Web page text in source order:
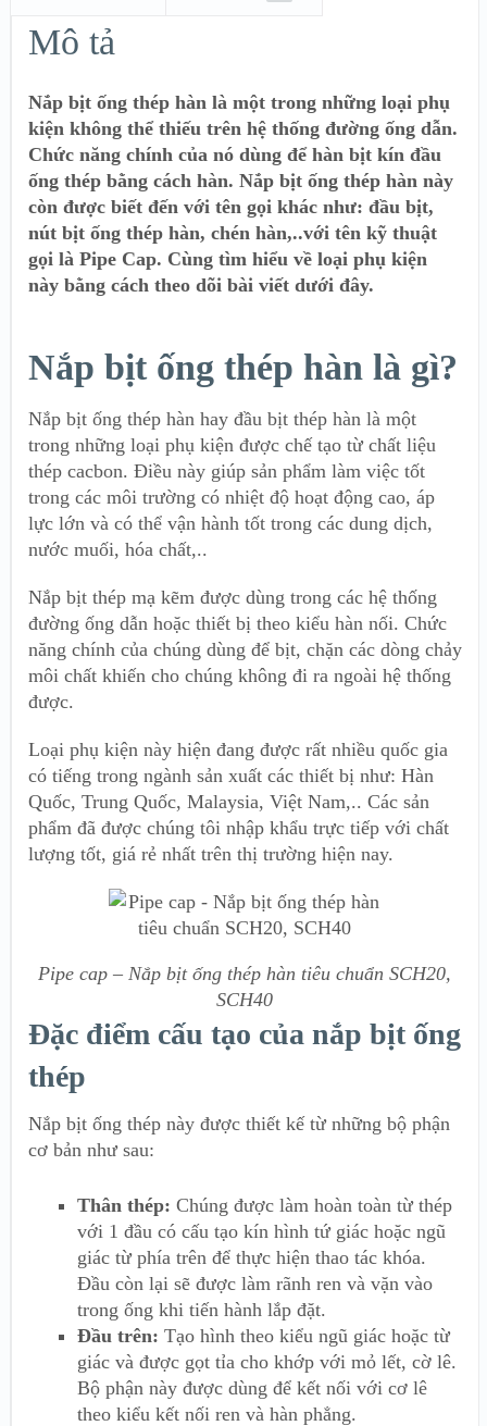
Mô tả
Nắp bịt ống thép hàn là một trong những loại phụ
kiện không thể thiếu trên hệ thống đường ống dẫn.
Chức năng chính của nó dùng để hàn bịt kín đầu
ống thép bằng cách hàn. Nắp bịt ống thép hàn này
còn được biết đến với tên gọi khác như: đầu bịt,
nút bịt ống thép hàn, chén hàn,..với tên kỹ thuật
gọi là Pipe Cap. Cùng tìm hiểu về loại phụ kiện
này bằng cách theo dõi bài viết dưới đây.
Nắp bịt ống thép hàn là gì?
Nắp bịt ống thép hàn hay đầu bịt thép hàn là một
trong những loại phụ kiện được chế tạo từ chất liệu
thép cacbon. Điều này giúp sản phẩm làm việc tốt
trong các môi trường có nhiệt độ hoạt động cao, áp
lực lớn và có thể vận hành tốt trong các dung dịch,
nước muối, hóa chất,..
Nắp bịt thép mạ kẽm được dùng trong các hệ thống
đường ống dẫn hoặc thiết bị theo kiểu hàn nối. Chức
năng chính của chúng dùng để bịt, chặn các dòng chảy
môi chất khiến cho chúng không đi ra ngoài hệ thống
được.
Loại phụ kiện này hiện đang được rất nhiều quốc gia
có tiếng trong ngành sản xuất các thiết bị như: Hàn
Quốc, Trung Quốc, Malaysia, Việt Nam,.. Các sản
phẩm đã được chúng tôi nhập khẩu trực tiếp với chất
lượng tốt, giá rẻ nhất trên thị trường hiện nay.
Pipe cap – Nắp bịt ống thép hàn tiêu chuẩn SCH20,
SCH40
Đặc điểm cấu tạo của nắp bịt ống
thép
Nắp bịt ống thép này được thiết kế từ những bộ phận
cơ bản như sau:
Thân thép: Chúng được làm hoàn toàn từ thép
với 1 đầu có cấu tạo kín hình tứ giác hoặc ngũ
giác từ phía trên để thực hiện thao tác khóa.
Đầu còn lại sẽ được làm rãnh ren và vặn vào
trong ống khi tiến hành lắp đặt.
Đầu trên: Tạo hình theo kiểu ngũ giác hoặc từ
giác và được gọt tỉa cho khớp với mỏ lết, cờ lê.
Bộ phận này được dùng để kết nối với cơ lê
theo kiểu kết nối ren và hàn phẳng.